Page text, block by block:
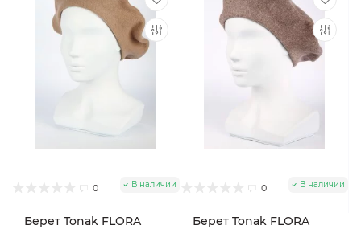
0 В наличии
Берет Tonak FLORA
0 В наличии
Берет Tonak FLORA